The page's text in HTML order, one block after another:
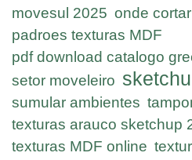
movesul 2025 onde
padroes texturas MDF
pdf download catalogo
setor moveleiro
sumular ambientes
texturas arauco sketchup
texturas MDF online